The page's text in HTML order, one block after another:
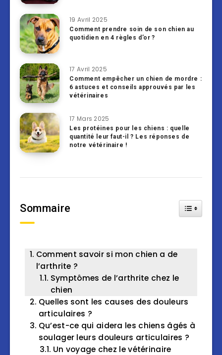
19 Avril 2025
Comment prendre soin de son chien au
quotidien en 4 règles d’or ?
17 Avril 2025
Comment empêcher un chien de mordre :
6 astuces et conseils approuvés par les
vétérinaires
17 Mars 2025
Les protéines pour les chiens : quelle
quantité leur faut-il ? Les réponses de
notre vétérinaire !
Sommaire Toggle
Comment savoir si mon chien a de
l’arthrite ?
Symptômes de l’arthrite chez le
chien
Quelles sont les causes des douleurs
articulaires ?
Qu’est-ce qui aidera les chiens âgés à
soulager leurs douleurs articulaires ?
Un voyage chez le vétérinaire